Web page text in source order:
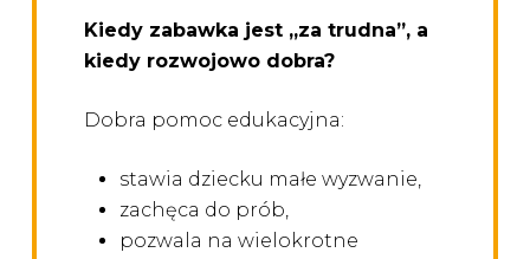
Kiedy zabawka jest „za trudna”, a
kiedy rozwojowo dobra?
Dobra pomoc edukacyjna:
stawia dziecku małe wyzwanie,
zachęca do prób,
pozwala na wielokrotne